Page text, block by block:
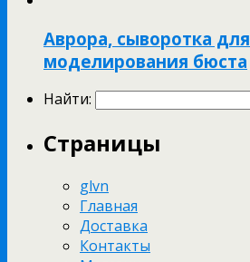
Аврора, сыворотка для
моделирования бюста
Найти:
Страницы
glvn
Главная
Доставка
Контакты